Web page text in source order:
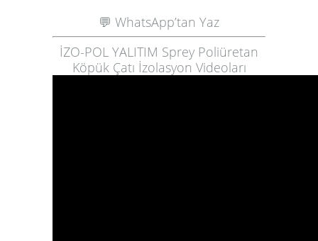
💬 WhatsApp’tan Yaz
İZO-POL YALITIM Sprey Poliüretan
Köpük Çatı İzolasyon Videoları